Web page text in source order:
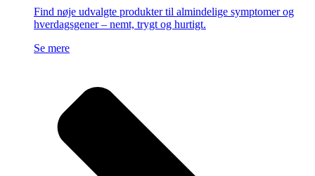
Find nøje udvalgte produkter til almindelige symptomer og
hverdagsgener – nemt, trygt og hurtigt.
Se mere